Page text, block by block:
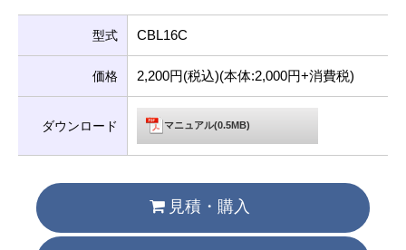
型式 CBL16C
価格 2,200円(税込)(本体:2,000円+消費税)
ダウンロード マニュアル(0.5MB)
見積・購入